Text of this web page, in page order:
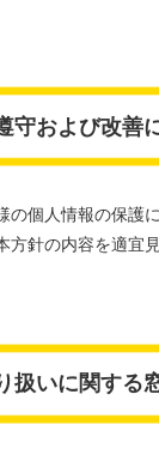
守および改善
の個人情報の保護
方針の内容を適宜
扱いに関する